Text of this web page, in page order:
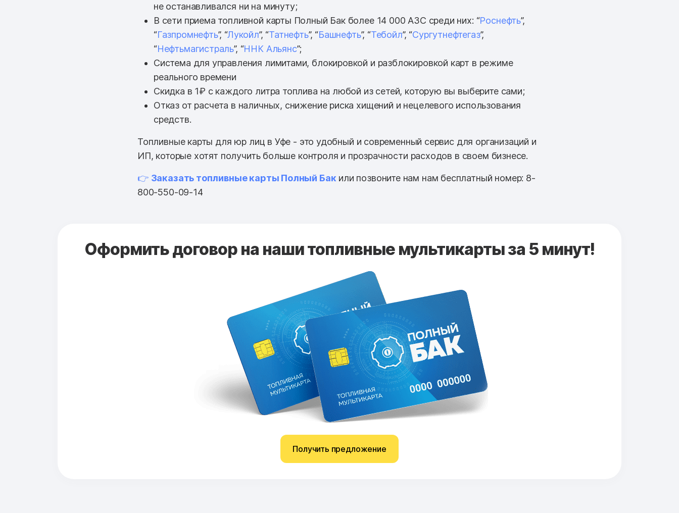
не останавливался ни на минуту;
В сети приема топливной карты Полный Бак более 14 000 АЗС среди них: “Роснефть”,
“Газпромнефть”, “Лукойл”, “Татнефть”, “Башнефть”, “Тебойл”, “Сургутнефтегаз”,
“Нефтьмагистраль”, “ННК Альянс”;
Система для управления лимитами, блокировкой и разблокировкой карт в режиме
реального времени
Скидка в 1₽ с каждого литра топлива на любой из сетей, которую вы выберите сами;
Отказ от расчета в наличных, снижение риска хищений и нецелевого использования
средств.
Топливные карты для юр лиц в Уфе - это удобный и современный сервис для организаций и
ИП, которые хотят получить больше контроля и прозрачности расходов в своем бизнесе.
👉 Заказать топливные карты Полный Бак или позвоните нам нам бесплатный номер: 8-
800-550-09-14
Оформить договор на наши топливные мультикарты за 5 минут!
Получить предложение